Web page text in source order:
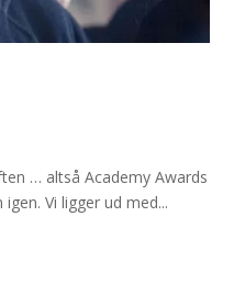
… altså Academy Awards
Vi ligger ud med...